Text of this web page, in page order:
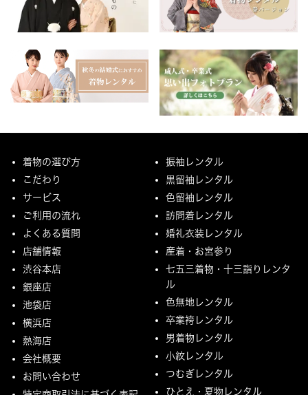
着物の選び方
こだわり
サービス
ご利用の流れ
よくある質問
店舗情報
渋谷本店
銀座店
池袋店
横浜店
熱海店
会社概要
お問い合わせ
振袖レンタル
黒留袖レンタル
色留袖レンタル
訪問着レンタル
婚礼衣装レンタル
産着・お宮参り
七五三着物・十三詣りレンタ
ル
色無地レンタル
卒業袴レンタル
男着物レンタル
小紋レンタル
つむぎレンタル
ひとえ・夏物レンタル